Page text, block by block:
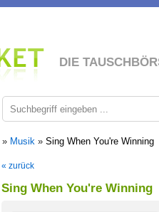
DIE
» Musik » Sing When You're Winning
« zurück
Sing When You're Winning